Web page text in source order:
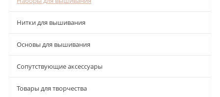
Нитки для вышивания
Основы для вышивания
Сопутствующие аксессуары
Товары для творчества